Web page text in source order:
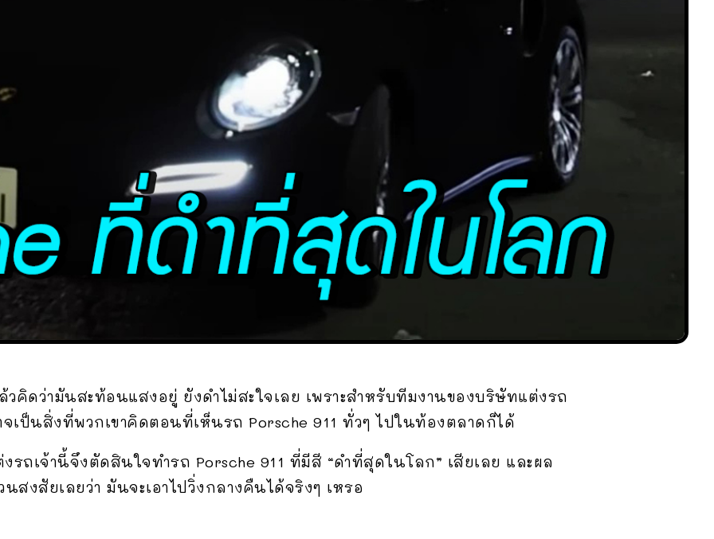
วคิดว่ามันสะท้อนแสงอยู่ ยังดำไม่สะใจเลย เพราะสำหรับทีมงานของบริษัทแต่งรถ
เป็นสิ่งที่พวกเขาคิดตอนที่เห็นรถ Porsche 911 ทั่วๆ ไปในท้องตลาดก็ได้
ถเจ้านี้จึงตัดสินใจทำรถ Porsche 911 ที่มีสี “ดำที่สุดในโลก” เสียเลย และผล
งสัยเลยว่า มันจะเอาไปวิ่งกลางคืนได้จริงๆ เหรอ